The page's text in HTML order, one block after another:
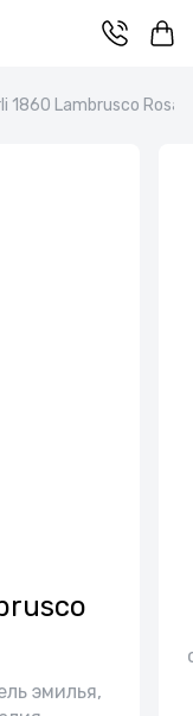
1860 Lambrusco
эмилья,